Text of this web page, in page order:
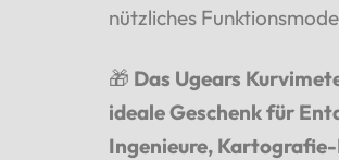
nützliches
🎁 Das Ugears
ideale Geschenk für
Ingenieure,